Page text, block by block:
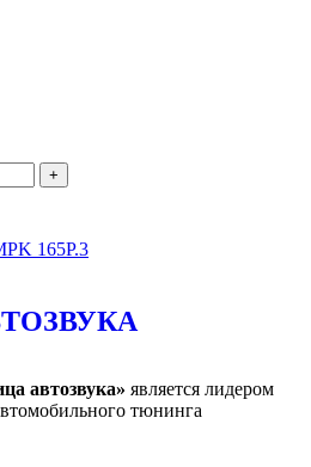
165P.3
автозвука» является лидером
тюнинга